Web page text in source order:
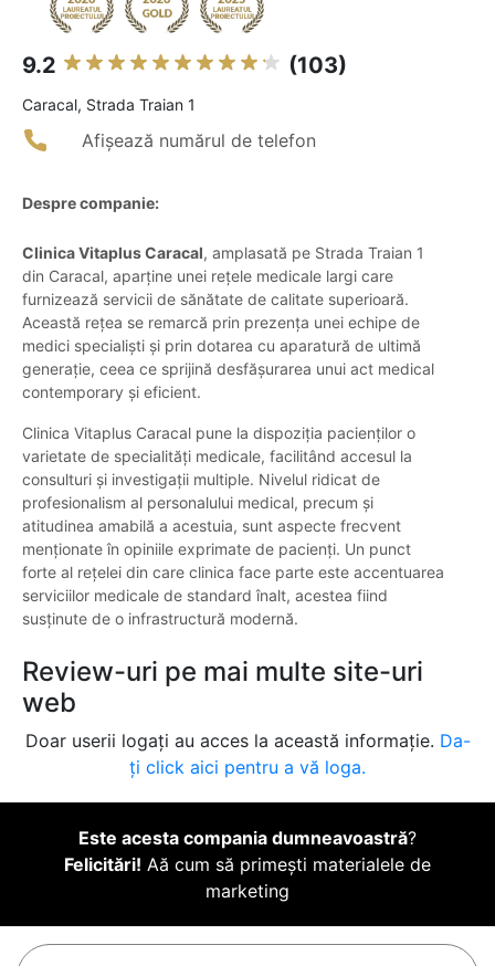
9.2 (103)
Caracal, Strada Traian 1
Afișează numărul de telefon
Despre companie:
Clinica Vitaplus Caracal, amplasată pe Strada Traian 1
din Caracal, aparține unei rețele medicale largi care
furnizează servicii de sănătate de calitate superioară.
Această rețea se remarcă prin prezența unei echipe de
medici specialiști și prin dotarea cu aparatură de ultimă
generație, ceea ce sprijină desfășurarea unui act medical
contemporary și eficient.
Clinica Vitaplus Caracal pune la dispoziția pacienților o
varietate de specialități medicale, facilitând accesul la
consulturi și investigații multiple. Nivelul ridicat de
profesionalism al personalului medical, precum și
atitudinea amabilă a acestuia, sunt aspecte frecvent
menționate în opiniile exprimate de pacienți. Un punct
forte al rețelei din care clinica face parte este accentuarea
serviciilor medicale de standard înalt, acestea fiind
susținute de o infrastructură modernă.
Review-uri pe mai multe site-uri
web
Doar userii logați au acces la această informație. Da-
ți click aici pentru a vă loga.
Este acesta compania dumneavoastră?
Felicitări! Aă cum să primești materialele de
marketing